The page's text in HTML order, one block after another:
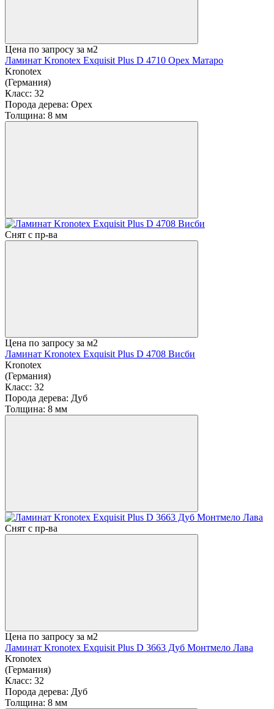
Цена по запросу за м2
Ламинат Kronotex Exquisit Plus D 4710 Орех Матаро
Kronotex
(Германия)
Класс: 32
Порода дерева: Орех
Толщина: 8 мм
Снят с пр-ва
Цена по запросу за м2
Ламинат Kronotex Exquisit Plus D 4708 Висби
Kronotex
(Германия)
Класс: 32
Порода дерева: Дуб
Толщина: 8 мм
Снят с пр-ва
Цена по запросу за м2
Ламинат Kronotex Exquisit Plus D 3663 Дуб Монтмело Лава
Kronotex
(Германия)
Класс: 32
Порода дерева: Дуб
Толщина: 8 мм